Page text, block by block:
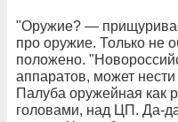
"Оружие? —
про оружие. Только не
положено.
аппаратов, может
Палуба оружейная как
головами, над ЦП. Да-